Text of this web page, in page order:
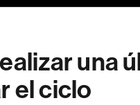
una
el ciclo